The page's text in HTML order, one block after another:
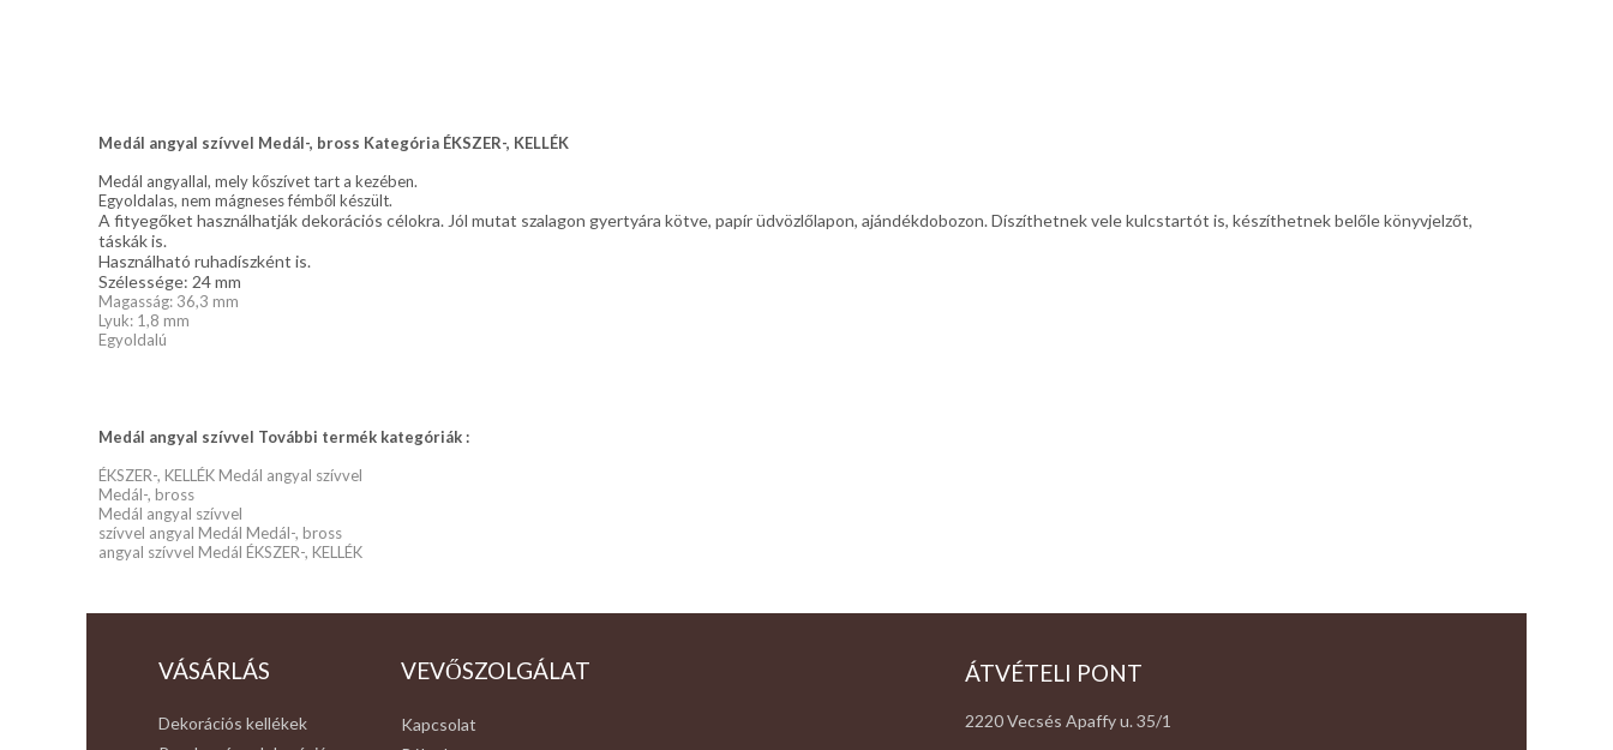
Medál angyal szívvel Medál-, bross Kategória ÉKSZER-, KELLÉK
Medál angyallal, mely kőszívet tart a kezében.
Egyoldalas, nem mágneses fémből készült.
A fityegőket használhatják dekorációs célokra. Jól mutat szalagon gyertyára kötve, papír üdvözlőlapon, ajándékdobozon. Díszíthetnek vele kulcstartót is, készíthetnek belőle könyvjelzőt,
táskák is.
Használható ruhadíszként is.
Szélessége: 24 mm
Magasság: 36,3 mm
Lyuk: 1,8 mm
Egyoldalú
Medál angyal szívvel További termék kategóriák :
ÉKSZER-, KELLÉK Medál angyal szívvel
Medál-, bross
Medál angyal szívvel
szívvel angyal Medál Medál-, bross
angyal szívvel Medál ÉKSZER-, KELLÉK
VÁSÁRLÁS
Dekorációs kellékek
VEVŐSZOLGÁLAT
Kapcsolat
ÁTVÉTELI PONT
2220 Vecsés Apaffy u. 35/1